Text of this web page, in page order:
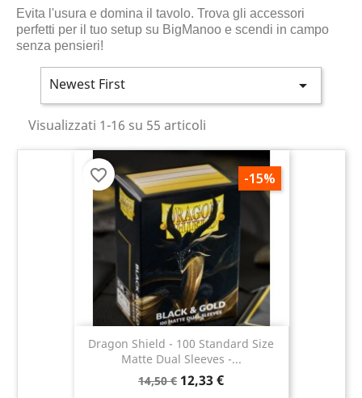
Evita l'usura e domina il tavolo. Trova gli accessori
perfetti per il tuo setup su BigManoo e scendi in campo
senza pensieri!
Newest First 
Visualizzati 1-16 su 55 articoli
Dragon Shield - 100 Standard Size
Matte Dual Sleeves -...
14,50 € 12,33 €
-15%
favorite_border